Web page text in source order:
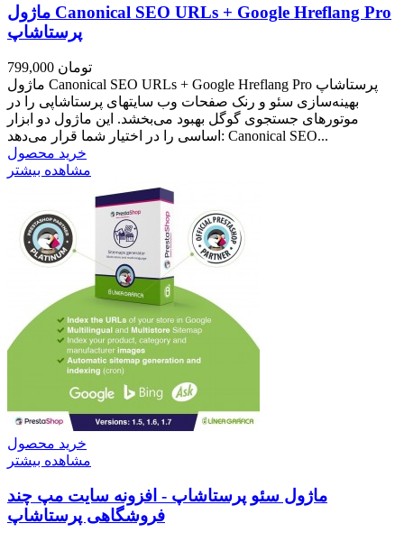
ماژول Canonical SEO URLs + Google Hreflang Pro
پرستاشاپ
799,000 تومان
ماژول Canonical SEO URLs + Google Hreflang Pro پرستاشاپ
بهینه‌سازی سئو و رنک صفحات وب سایتهای پرستاشاپی را در
موتورهای جستجوی گوگل بهبود می‌بخشد. این ماژول دو ابزار
اساسی را در اختیار شما قرار می‌دهد: Canonical SEO...
خرید محصول
مشاهده بیشتر
خرید محصول
مشاهده بیشتر
ماژول سئو پرستاشاپ - افزونه سایت مپ چند
فروشگاهی پرستاشاپ